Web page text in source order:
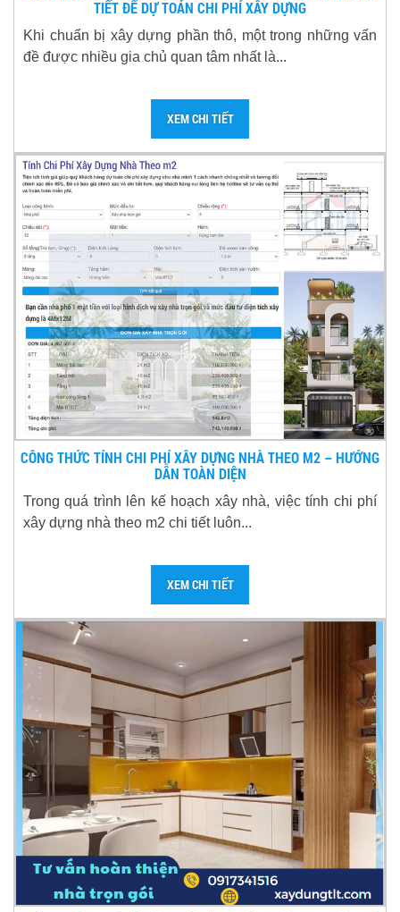
TIẾT ĐỂ DỰ TOÁN CHI PHÍ XÂY DỰNG
Khi chuẩn bị xây dựng phần thô, một trong những vấn
đề được nhiều gia chủ quan tâm nhất là...
XEM CHI TIẾT
CÔNG THỨC TÍNH CHI PHÍ XÂY DỰNG NHÀ THEO M2 – HƯỚNG
DẪN TOÀN DIỆN
Trong quá trình lên kế hoạch xây nhà, việc tính chi phí
xây dựng nhà theo m2 chi tiết luôn...
XEM CHI TIẾT